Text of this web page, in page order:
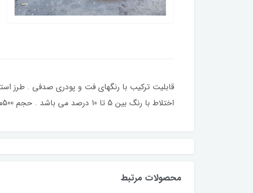
قابلیت ترکیب با رنگهای فت و پودری صدفی . طرز
اختلاط با رنگ بین 5 تا 10 درصد می باشد . حجم 500میلی لیتر
محصولات مرتبط